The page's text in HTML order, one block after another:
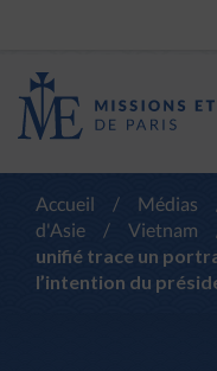
Accueil / Médias
d'Asie
/ Vietnam
unifié trace un
l’intention du